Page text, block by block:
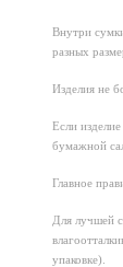
Внутри
разных
Изделия не
Если
бумажной
Главное
Для лучшей
упаковке).